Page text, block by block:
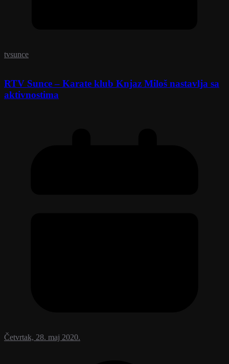
tvsunce
RTV Sunce – Karate klub Knjaz Miloš nastavlja sa
aktivnostima
Četvrtak, 28. maj 2020.